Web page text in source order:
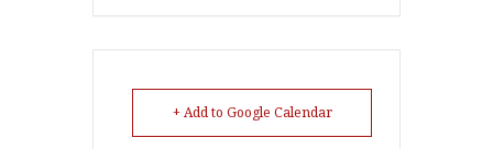
+ Add to Google Calendar